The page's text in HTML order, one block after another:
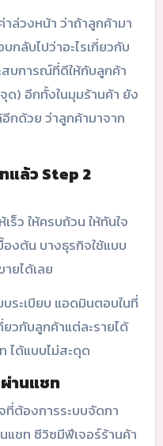
ล่วงหน้า ว่าถ้าลูกค้ามา
กลับไปว่าอะไรเกี่ยวกับ
บการณ์ที่ดีให้กับลูกค้า
ด) อีกทั้งในมุมร้านค้า ยัง
กด้วย ว่าลูกค้ามาจาก
แล้ว Step 2
ร็ว ให้ครบถ้วน ให้ทันใจ
งต้น บางธุรกิจใช้แบบ
ยได้เลย
ระเบียบ แอดมินตอบในที่
วกับลูกค้าแต่ละรายได้
ได้แบบไม่สะดุด
านแชท
ต้องการระบบจัดกา
แชท ซีวิซมีฟีเจอร์ร้านค้า